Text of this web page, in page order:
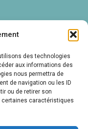
des technologies
aux informations des
nous permettra de
de navigation ou les ID
ou de retirer son
caractéristiques